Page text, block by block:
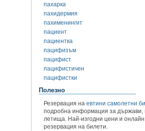
пахарка
пахидермия
пахименингит
пациент
пациентка
пацифизъм
пацифист
пацифистичен
пацифистки
Полезно
Резервация на евтини самолетни
подробна информация за държави,
летища. Най-изгодни цени и онлайн
резервация на билети.